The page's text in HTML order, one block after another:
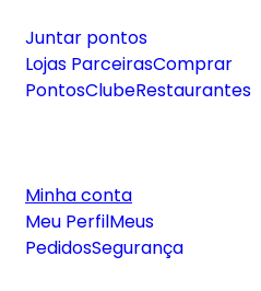
Juntar pontos
Lojas ParceirasComprar
PontosClubeRestaurantes
Minha conta
Meu PerfilMeus
PedidosSegurança